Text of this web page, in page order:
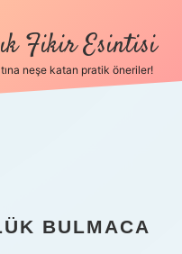
Fikir Esintisi
neşe katan pratik öneriler!
BULMACA